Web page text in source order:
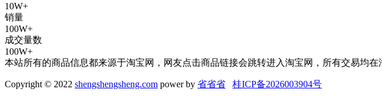
10W+
销量
100W+
成交量数
100W+
本站所有的商品信息都来源于淘宝网，网友点击商品链接会跳转进入淘宝网，所有交易均
Copyright © 2022 shengshengsheng.com power by 省省省 桂ICP备2026003904号